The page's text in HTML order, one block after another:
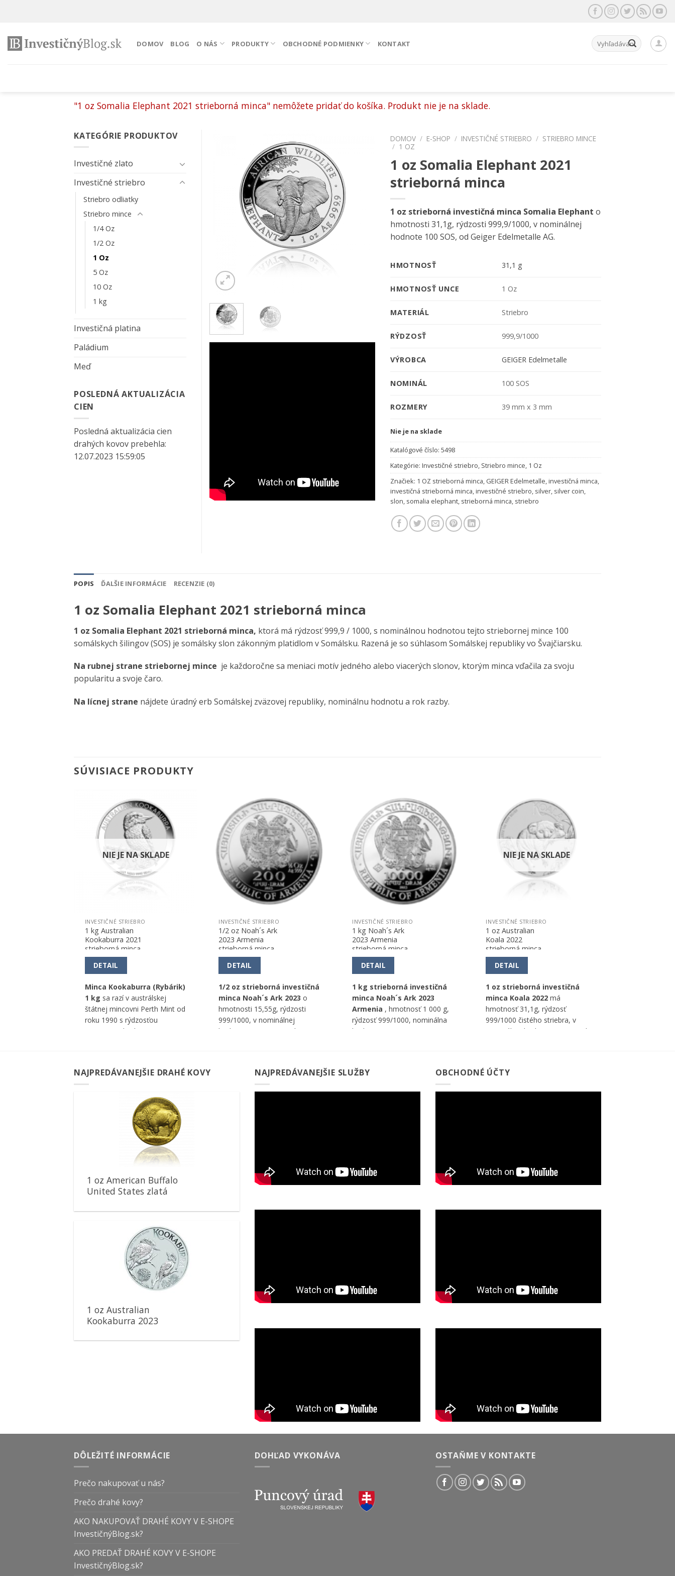
DOMOV BLOG O NÁS PRODUKTY OBCHODNÉ PODMIENKY KONTAKT Hľadať:
"1 oz Somalia Elephant 2021 strieborná minca" nemôžete pridať do košíka. Produkt nie je na sklade.
Pridať k
obľúbeným
DOMOV / E-SHOP / INVESTIČNÉ STRIEBRO / STRIEBRO MINCE
/ 1 OZ
1 oz Somalia Elephant 2021
strieborná minca
1 oz strieborná investičná minca Somalia Elephant o
hmotnosti 31,1g, rýdzosti 999,9/1000, v nominálnej
hodnote 100 SOS, od Geiger Edelmetalle AG.
HMOTNOSŤ 31,1 g
HMOTNOSŤ UNCE 1 Oz
MATERIÁL Striebro
RÝDZOSŤ 999,9/1000
VÝROBCA GEIGER Edelmetalle
NOMINÁL 100 SOS
ROZMERY 39 mm x 3 mm
Nie je na sklade
Katalógové číslo: 5498
Kategórie: Investičné striebro, Striebro mince, 1 Oz
Značiek: 1 OZ strieborná minca, GEIGER Edelmetalle,investičná minca,
investičná strieborná minca,investičné striebro, silver, silver coin,
slon, somalia elephant, strieborná minca, striebro
KATEGÓRIE PRODUKTOV
Investičné zlato
Investičné striebro
Striebro odliatky
Striebro mince
1/4 Oz
1/2 Oz
1 Oz
5 Oz
10 Oz
1 kg
Investičná platina
Paládium
Meď
POSLEDNÁ AKTUALIZÁCIA
CIEN
Posledná aktualizácia cien
drahých kovov prebehla:
12.07.2023 15:59:05
POPIS ĎALŠIE INFORMÁCIE RECENZIE (0)
1 oz Somalia Elephant 2021 strieborná minca
1 oz Somalia Elephant 2021 strieborná minca, ktorá má rýdzosť 999,9 / 1000, s nominálnou hodnotou tejto striebornej mince 100
somálskych šilingov (SOS) je somálsky slon zákonným platidlom v Somálsku. Razená je so súhlasom Somálskej republiky vo Švajčiarsku.
Na rubnej strane striebornej mince je každoročne sa meniaci motív jedného alebo viacerých slonov, ktorým minca vďačila za svoju
popularitu a svoje čaro.
Na lícnej strane nájdete úradný erb Somálskej zväzovej republiky, nominálnu hodnotu a rok razby.
SÚVISIACE PRODUKTY
Pridať k
obľúbeným
NIE JE NA SKLADE
INVESTIČNÉ STRIEBRO
1 kg Australian
Kookaburra 2021
strieborná minca
DETAIL
Minca Kookaburra (Rybárik)
1 kg sa razí v austrálskej
štátnej mincovni Perth Mint od
roku 1990 s rýdzosťou
999/1000 v hodnote 30 AUD.
Pridať k
obľúbeným
INVESTIČNÉ STRIEBRO
1/2 oz Noah´s Ark
2023 Armenia
strieborná minca
DETAIL
1/2 oz strieborná investičná
minca Noah´s Ark 2023 o
hmotnosti 15,55g, rýdzosti
999/1000, v nominálnej
hodnote 200 DRAM, od
Pridať k
obľúbeným
INVESTIČNÉ STRIEBRO
1 kg Noah´s Ark
2023 Armenia
strieborná minca
DETAIL
1 kg strieborná investičná
minca Noah´s Ark 2023
Armenia , hmotnosť 1 000 g,
rýdzosť 999/1000, nominálna
hodnota 10 000 DRAM,
Pridať k
obľúbeným
NIE JE NA SKLADE
INVESTIČNÉ STRIEBRO
1 oz Australian
Koala 2022
strieborná minca
DETAIL
1 oz strieborná investičná
minca Koala 2022má
hmotnosť 31,1g, rýdzosť
999/1000 čistého striebra, v
nominálnej hodnote 1 AUD, od
NAJPREDÁVANEJŠIE DRAHÉ KOVY
Pridať k
obľúbeným
1 oz American Buffalo
United States zlatá
Pridať k
obľúbeným
1 oz Australian
Kookaburra 2023
NAJPREDÁVANEJŠIE SLUŽBY OBCHODNÉ ÚČTY
DÔLEŽITÉ INFORMÁCIE
Prečo nakupovať u nás?
Prečo drahé kovy?
AKO NAKUPOVAŤ DRAHÉ KOVY V E-SHOPE
InvestičnýBlog.sk?
AKO PREDAŤ DRAHÉ KOVY V E-SHOPE
InvestičnýBlog.sk?
DOHĽAD VYKONÁVA OSTAŇME V KONTAKTE